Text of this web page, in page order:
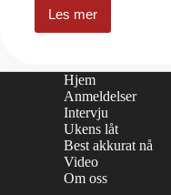
Les mer
Baker
gode
Hjem
Anmeldelser
Intervju
Ukens låt
Best akkurat nå
Video
Om oss